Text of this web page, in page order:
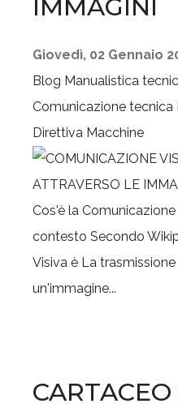
IMMAGINI
Giovedì, 02 Gennaio
Blog Manualistica
Comunicazione tecnica
Direttiva Macchine
Cos'è la
contesto Secondo
Visiva è La
un'immagine...
CARTACEO